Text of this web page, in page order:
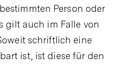
Person oder
gilt auch im Falle von
schriftlich eine
ist, ist diese für den